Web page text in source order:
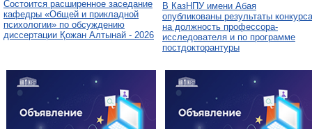
Состоится расширенное заседание
кафедры «Общей и прикладной
психологии» по обсуждению
диссертации Қожан Алтынай - 2026
В КазНПУ имени Абая
опубликованы результаты конкурса
на должность профессора-
исследователя и по программе
постдокторантуры